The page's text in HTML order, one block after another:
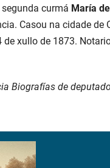
curmá María
Casou na cidade de
xullo de 1873.
Biografías de